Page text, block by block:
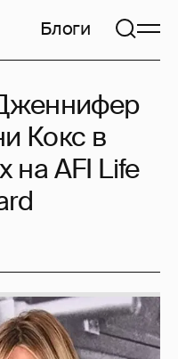
Блоги
Кокс в
на AFI Life